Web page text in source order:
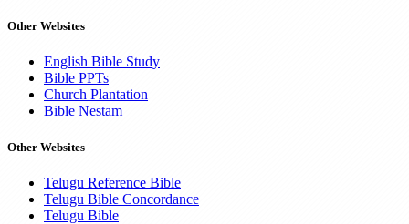
Other Websites
English Bible Study
Bible PPTs
Church Plantation
Bible Nestam
Other Websites
Telugu Reference Bible
Telugu Bible Concordance
Telugu Bible